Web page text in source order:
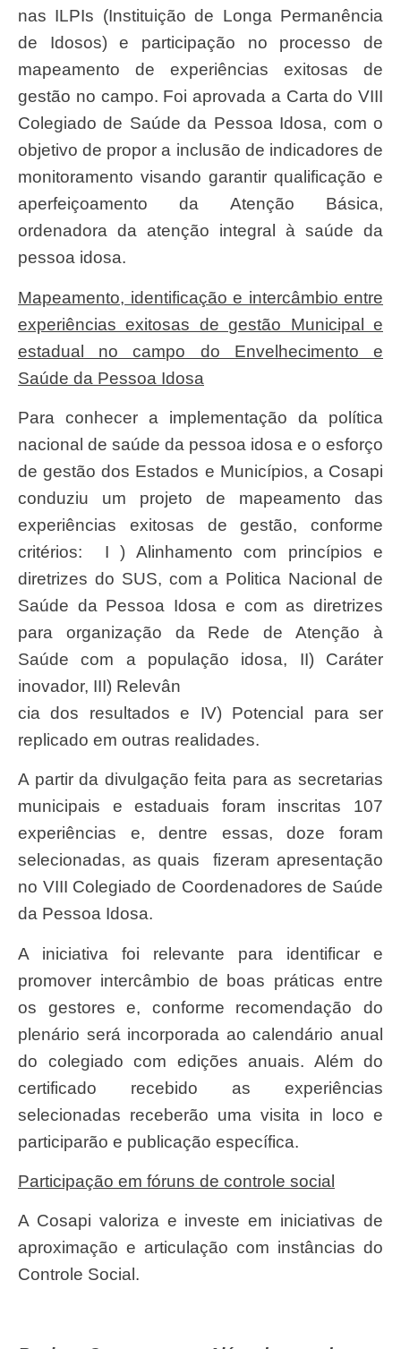
nas ILPIs (Instituição de Longa Permanência
de Idosos) e participação no processo de
mapeamento de experiências exitosas de
gestão no campo. Foi aprovada a Carta do VIII
Colegiado de Saúde da Pessoa Idosa, com o
objetivo de propor a inclusão de indicadores de
monitoramento visando garantir qualificação e
aperfeiçoamento da Atenção Básica,
ordenadora da atenção integral à saúde da
pessoa idosa.
Mapeamento, identificação e intercâmbio entre
experiências exitosas de gestão Municipal e
estadual no campo do Envelhecimento e
Saúde da Pessoa Idosa
Para conhecer a implementação da política
nacional de saúde da pessoa idosa e o esforço
de gestão dos Estados e Municípios, a Cosapi
conduziu um projeto de mapeamento das
experiências exitosas de gestão, conforme
critérios: I ) Alinhamento com princípios e
diretrizes do SUS, com a Politica Nacional de
Saúde da Pessoa Idosa e com as diretrizes
para organização da Rede de Atenção à
Saúde com a população idosa, II) Caráter
inovador, III) Relevân
cia dos resultados e IV) Potencial para ser
replicado em outras realidades.
A partir da divulgação feita para as secretarias
municipais e estaduais foram inscritas 107
experiências e, dentre essas, doze foram
selecionadas, as quais fizeram apresentação
no VIII Colegiado de Coordenadores de Saúde
da Pessoa Idosa.
A iniciativa foi relevante para identificar e
promover intercâmbio de boas práticas entre
os gestores e, conforme recomendação do
plenário será incorporada ao calendário anual
do colegiado com edições anuais. Além do
certificado recebido as experiências
selecionadas receberão uma visita in loco e
participarão e publicação específica.
Participação em fóruns de controle social
A Cosapi valoriza e investe em iniciativas de
aproximação e articulação com instâncias do
Controle Social.